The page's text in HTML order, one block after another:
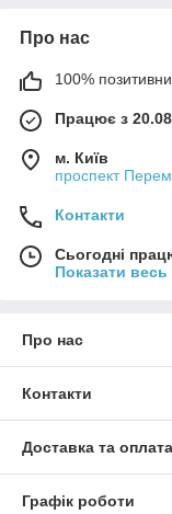
Про нас
100%
Працює з
м. Київ
проспект
Контакти
Сьогодні
Показати
Про нас
Контакти
Доставка та оплата
Графік роботи